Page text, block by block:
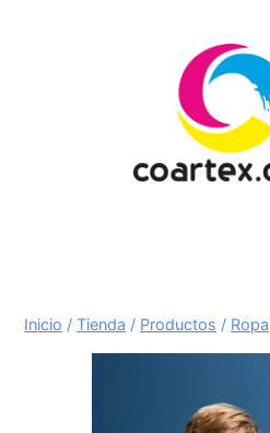
Inicio / Tienda / Productos / Ropa